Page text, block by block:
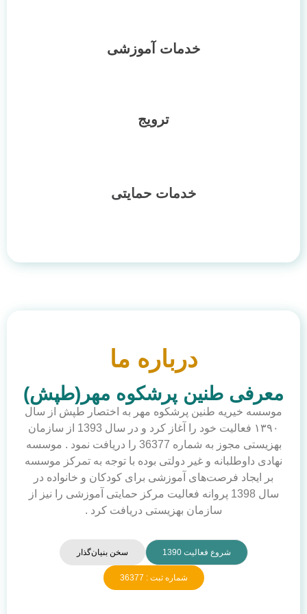
خدمات آموزشی
ترویج
خدمات حمایتی
درباره ما
معرفی طنین پرشکوه مهر(طپش)
موسسه خیریه طنین پرشکوه مهر به اختصار طپش از سال
۱۳۹۰ فعالیت خود را آغاز کرد و در سال 1393 از سازمان
بهزیستی مجوز به شماره 36377 را دریافت نمود . موسسه
نهادی داوطلبانه و غیر دولتی بوده با توجه به تمرکز موسسه
بر ایجاد فرصت‌های آموزشی برای کودکان و خانواده در
سال 1398 پروانه فعالیت مرکز حمایتی آموزشی را نیز از
سازمان بهزیستی دریافت کرد .
شروع فعالیت 1390 سخن بنیان‌گذار
شماره ثبت : 36377